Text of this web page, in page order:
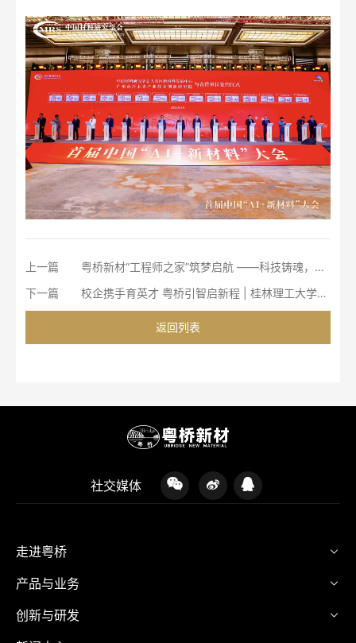
上一篇
粤桥新材“工程师之家”筑梦启航 ——科技铸魂，创新筑梦，为每一位技术人安家
校企携手育英才 粤桥引智启新程 | 桂林理工大学屏风校区师生来我司参观交流圆满举行
下一篇
返回列表
社交媒体
走进粤桥
产品与业务
创新与研发